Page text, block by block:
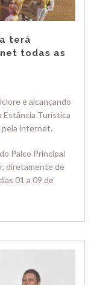
terá
todas as
e alcançando
Estância Turística
pela internet.
Palco Principal
diretamente de
01 a 09 de